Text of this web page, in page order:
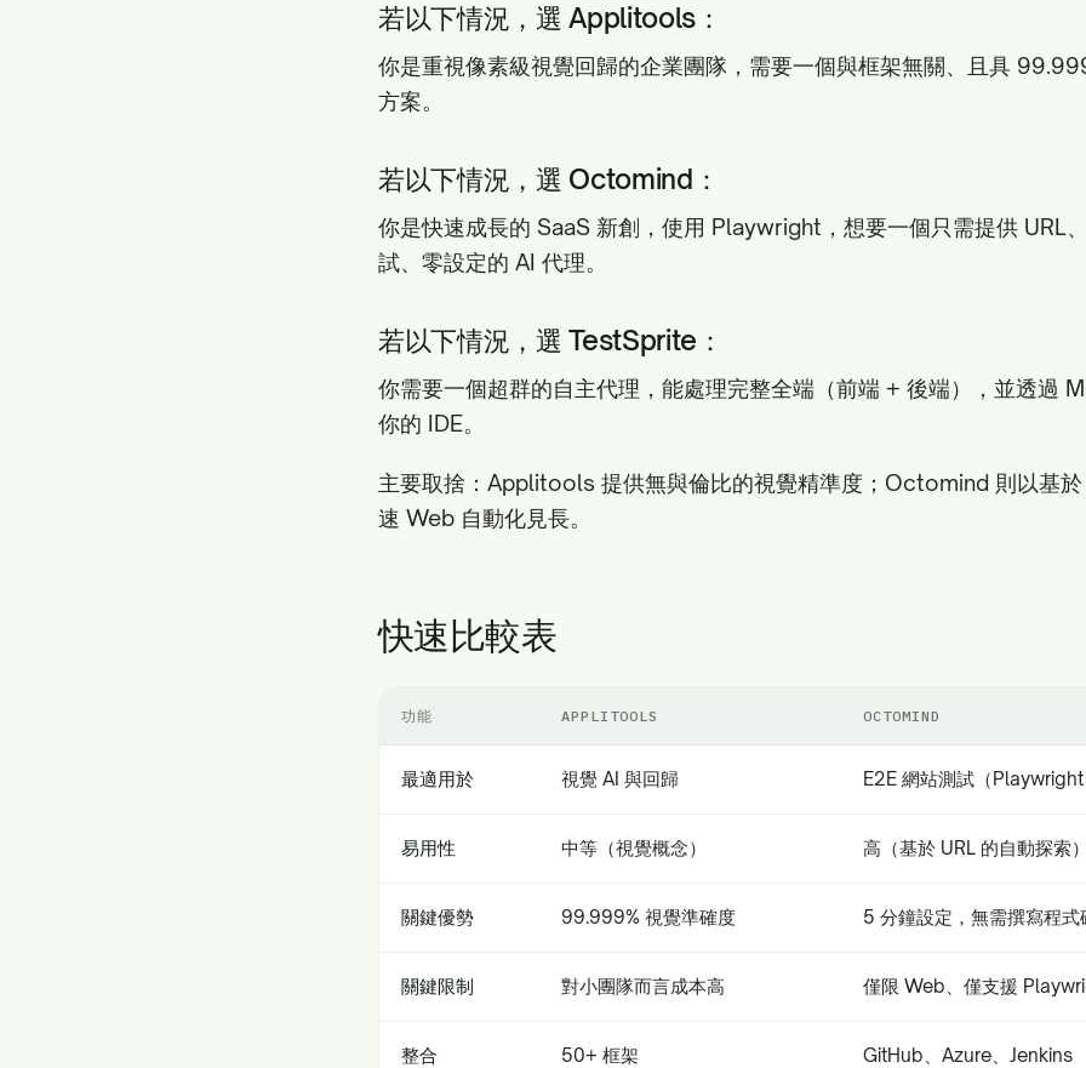
若以下情況，選 Applitools：
你是重視像素級視覺回歸的企業團隊，需要一個與框架無關、且具
方案。
若以下情況，選 Octomind：
你是快速成長的 SaaS 新創，使用 Playwright，想要一個只需提供 URL
試、零設定的 AI 代理。
若以下情況，選 TestSprite：
你需要一個超群的自主代理，能處理完整全端（前端 + 後端），並透過
你的 IDE。
主要取捨：Applitools 提供無與倫比的視覺精準度；Octomind 則以基
速 Web 自動化見長。
快速比較表
功能 APPLITOOLS OCTOMIND
最適用於 視覺 AI 與回歸 E2E 網站測試（Playwright
易用性 中等（視覺概念） 高（基於 URL 的自動探索）
關鍵優勢 99.999% 視覺準確度 5 分鐘設定，無需撰寫程式
關鍵限制 對小團隊而言成本高 僅限 Web、僅支援
整合 50+ 框架 GitHub、Azure、Jenkins